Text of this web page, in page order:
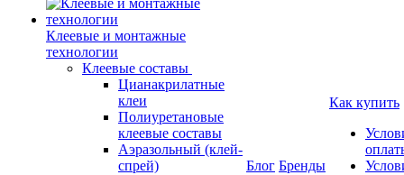
Клеевые и монтажные
технологии
Клеевые составы
Цианакрилатные
клеи
Полиуретановые
клеевые составы
Аэразольный (клей-
спрей)
Блог Бренды
Как купить